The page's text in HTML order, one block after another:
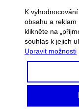
K
obsahu a reklam
klikněte na
souhlas k jejich
Upravit možnosti